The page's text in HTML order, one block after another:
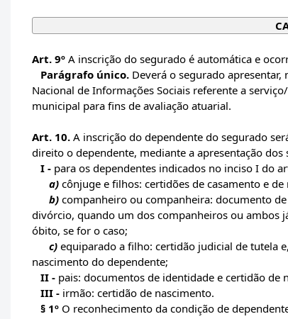
Art. 9º A inscrição do segurado é automática e
Parágrafo único. Deverá o segurado apresentar,
Nacional de Informações Sociais referente a
municipal para fins de avaliação atuarial.
Art. 10. A inscrição do dependente do segurado
direito o dependente, mediante a apresentação
I - para os dependentes indicados no inciso I do
a) cônjuge e filhos: certidões de casamento e de
b) companheiro ou companheira: documento
divórcio, quando um dos companheiros ou ambos
óbito, se for o caso;
c) equiparado a filho: certidão judicial de tutela
nascimento do dependente;
II - pais: documentos de identidade e certidão de
III - irmão: certidão de nascimento.
§ 1º O reconhecimento da condição de